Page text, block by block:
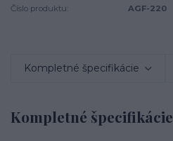
Číslo produktu: AGF-220
Kompletné špecifikácie
Kompletné špecifikácie